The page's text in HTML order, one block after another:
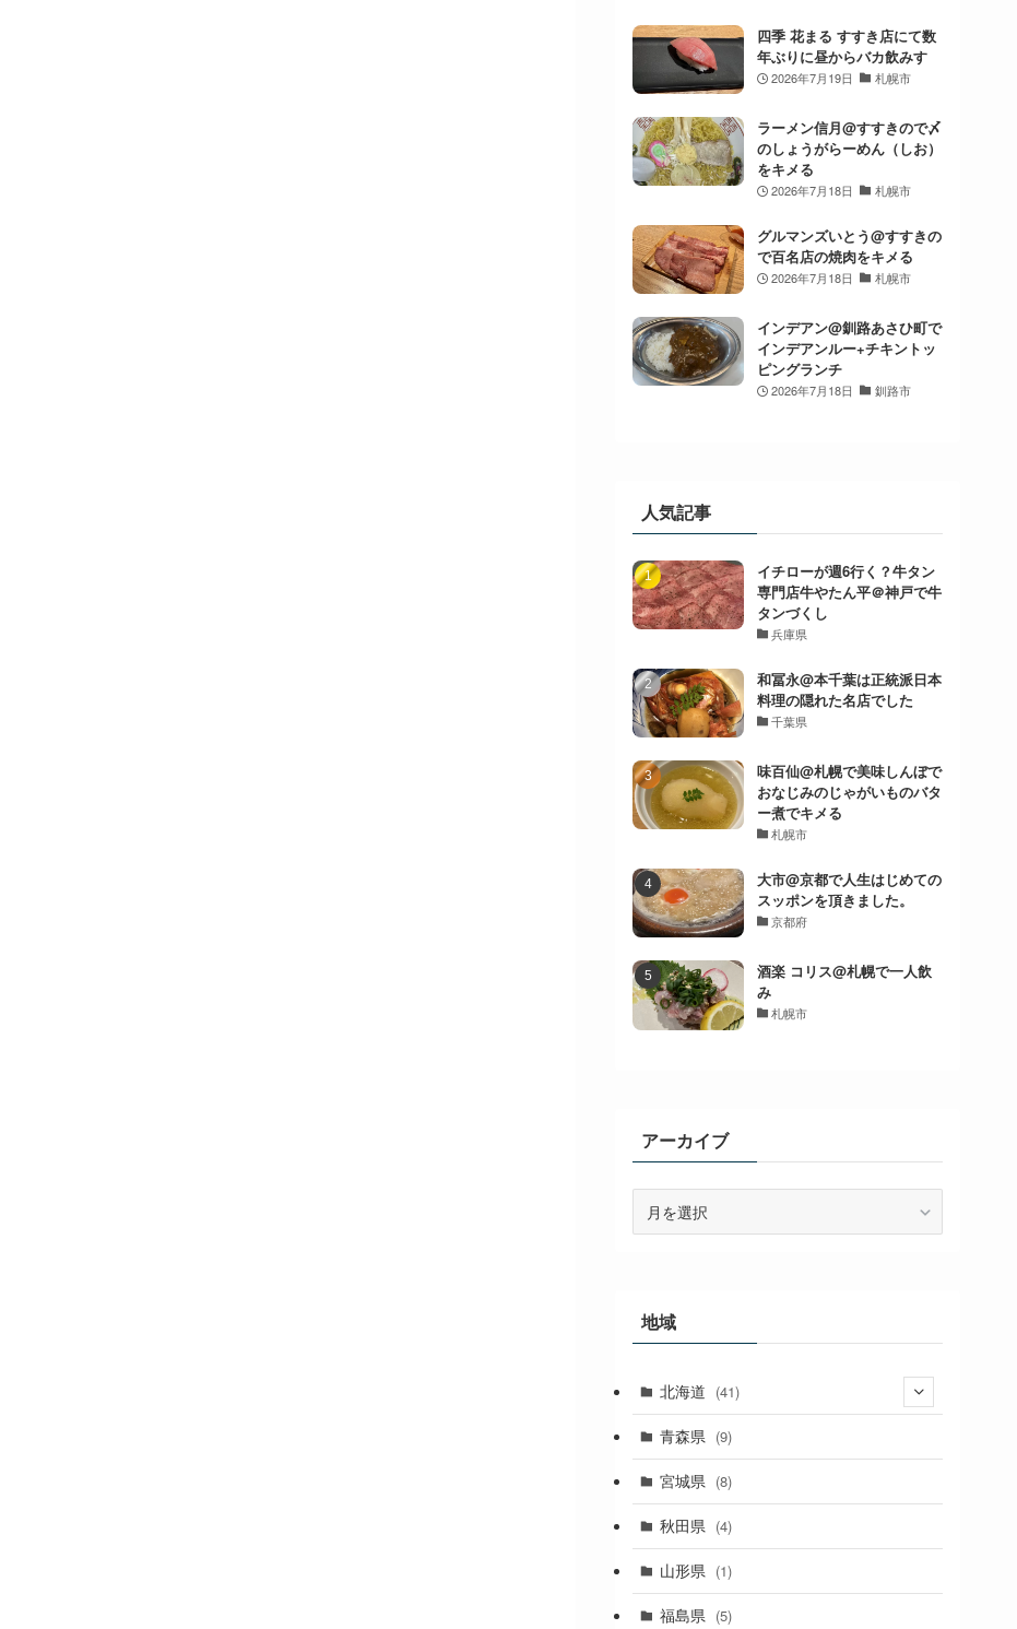
四季 花まる すすき店にて数
年ぶりに昼からバカ飲みす
2026年7月19日 札幌市
ラーメン信月@すすきので〆
のしょうがらーめん（しお）
をキメる
2026年7月18日 札幌市
グルマンズいとう@すすきの
で百名店の焼肉をキメる
2026年7月18日 札幌市
インデアン@釧路あさひ町で
インデアンルー+チキントッ
ピングランチ
2026年7月18日 釧路市
人気記事
イチローが週6行く？牛タン
専門店牛やたん平＠神戸で牛
タンづくし
兵庫県
和冨永@本千葉は正統派日本
料理の隠れた名店でした
千葉県
味百仙@札幌で美味しんぼで
おなじみのじゃがいものバタ
ー煮でキメる
札幌市
大市@京都で人生はじめての
スッポンを頂きました。
京都府
酒楽 コリス@札幌で一人飲
み
札幌市
アーカイブ
地域
北海道 (41)
(27)
(2)
(1)
(1)
青森県 (9)
宮城県 (8)
秋田県 (4)
山形県 (1)
福島県 (5)